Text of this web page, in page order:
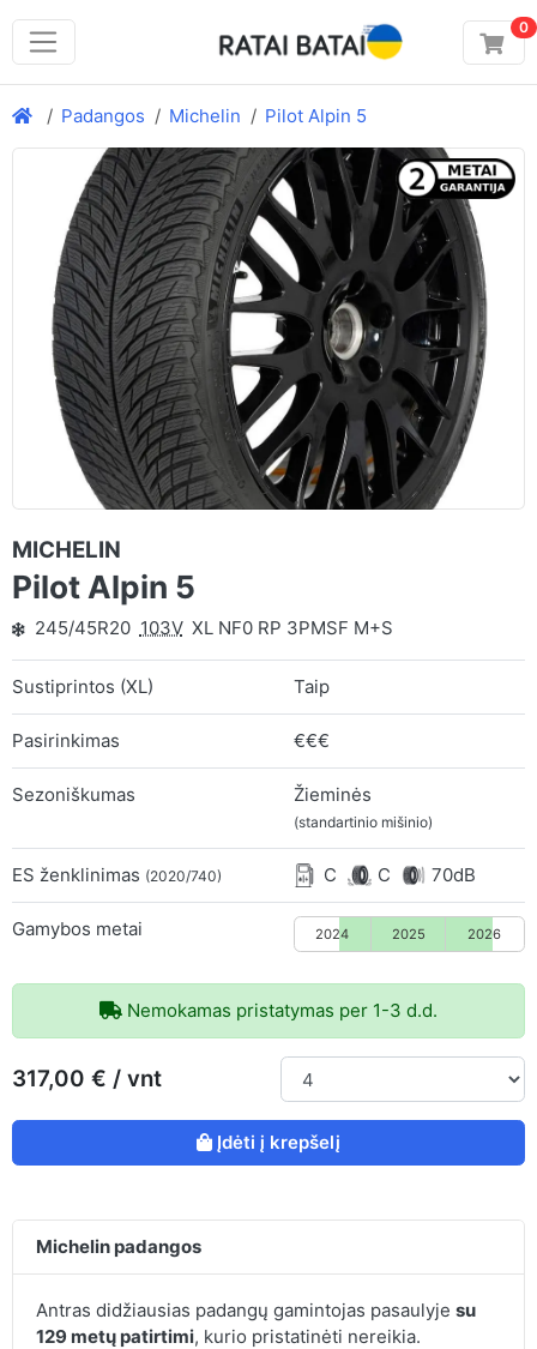
0
Padangos Michelin Pilot Alpin 5
MICHELIN
Pilot Alpin 5
245/45R20 103V XL NF0 RP 3PMSF M+S
Sustiprintos (XL) Taip
Pasirinkimas €€€
Sezoniškumas Žieminės
(standartinio mišinio)
ES ženklinimas (2020/740) C C 70dB
Gamybos metai 2024 2025 2026
Nemokamas pristatymas per 1-3 d.d.
317,00 € / vnt
Įdėti į krepšelį
Michelin padangos
Antras didžiausias padangų gamintojas pasaulyje su
129 metų patirtimi, kurio pristatinėti nereikia.